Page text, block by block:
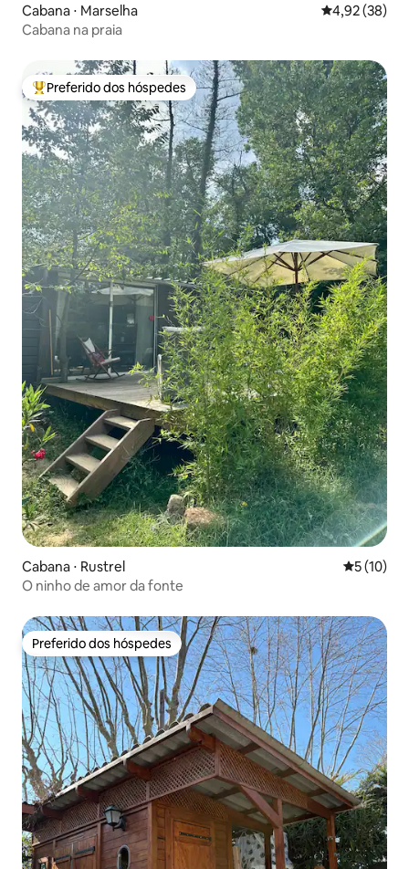
Cabana ⋅ Marselha 4,92 de uma
4,92 (38)
Cabana na praia
Entre os melhores preferidos dos hóspedes
Preferido dos hóspedes
Cabana ⋅ Rustrel 5 de uma
5 (10)
O ninho de amor da fonte
Preferido dos hóspedes
Preferido dos hóspedes